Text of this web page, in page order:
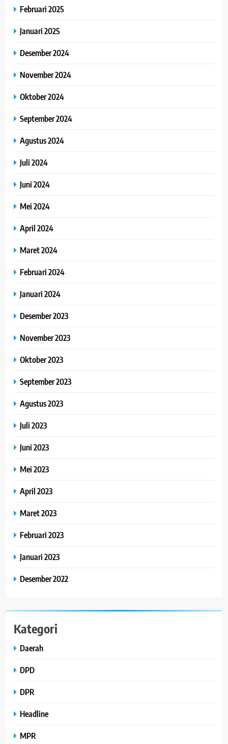
Februari 2025
Januari 2025
Desember 2024
November 2024
Oktober 2024
September 2024
Agustus 2024
Juli 2024
Juni 2024
Mei 2024
April 2024
Maret 2024
Februari 2024
Januari 2024
Desember 2023
November 2023
Oktober 2023
September 2023
Agustus 2023
Juli 2023
Juni 2023
Mei 2023
April 2023
Maret 2023
Februari 2023
Januari 2023
Desember 2022
Kategori
Daerah
DPD
DPR
Headline
MPR